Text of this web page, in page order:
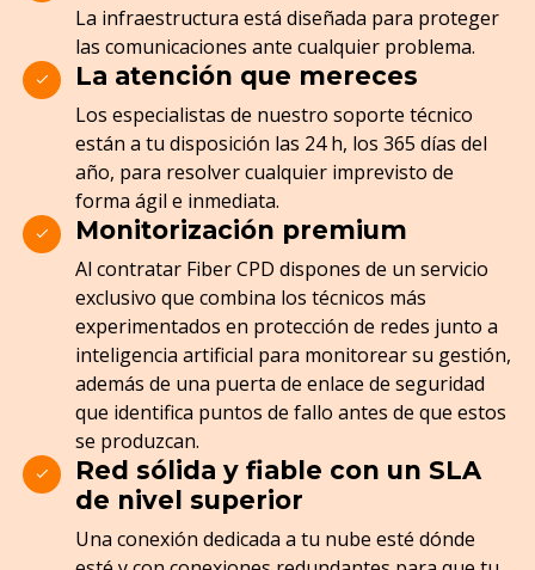
La infraestructura está diseñada para proteger
las comunicaciones ante cualquier problema.
La atención que mereces
Los especialistas de nuestro soporte técnico
están a tu disposición las 24 h, los 365 días del
año, para resolver cualquier imprevisto de
forma ágil e inmediata.
Monitorización premium
Al contratar Fiber CPD dispones de un servicio
exclusivo que combina los técnicos más
experimentados en protección de redes junto a
inteligencia artificial para monitorear su gestión,
además de una puerta de enlace de seguridad
que identifica puntos de fallo antes de que estos
se produzcan.
Red sólida y fiable con un SLA
de nivel superior
Una conexión dedicada a tu nube esté dónde